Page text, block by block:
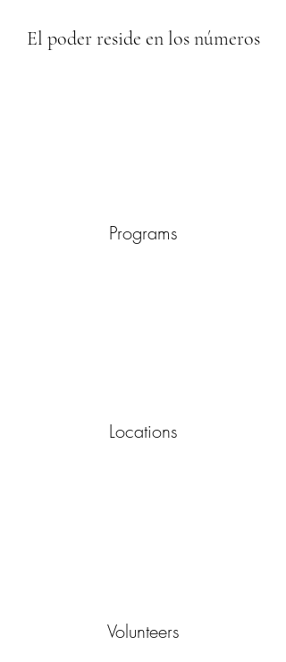
El poder reside en los números
Programs
Locations
Volunteers